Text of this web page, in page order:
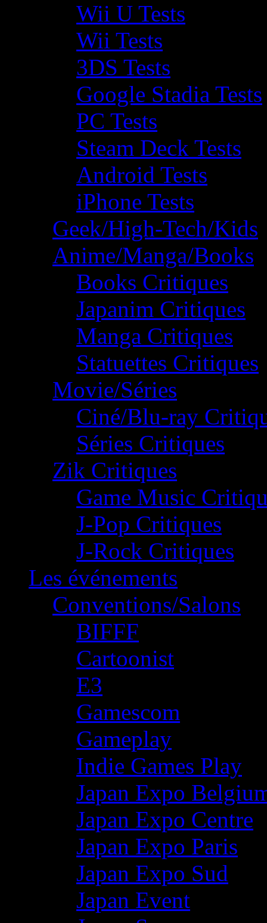
Wii U Tests
Wii Tests
3DS Tests
Google Stadia Tests
PC Tests
Steam Deck Tests
Android Tests
iPhone Tests
Geek/High-Tech/Kids
Anime/Manga/Books
Books Critiques
Japanim Critiques
Manga Critiques
Statuettes Critiques
Movie/Séries
Ciné/Blu-ray
Séries Critiques
Zik Critiques
Game Music
J-Pop Critiques
J-Rock Critiques
Les événements
Conventions/Salons
BIFFF
Cartoonist
E3
Gamescom
Gameplay
Indie Games Play
Japan Expo
Japan Expo Centre
Japan Expo Paris
Japan Expo Sud
Japan Event